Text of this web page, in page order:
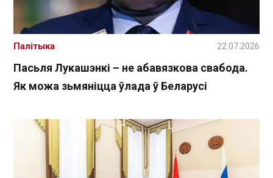
Пасьля Лукашэнкі – не абавязкова свабода.
Як можа зьмяніцца ўлада ў Беларусі
Палітыка 22.07.2026